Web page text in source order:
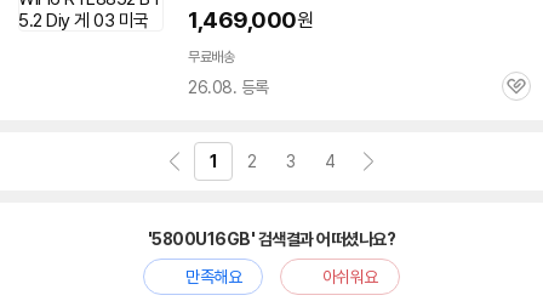
1,469,000원
무료배송
26.08. 등록
관
1 2 3 4
'5800U16GB' 검색결과 어떠셨나요?
만족해요
아쉬워요